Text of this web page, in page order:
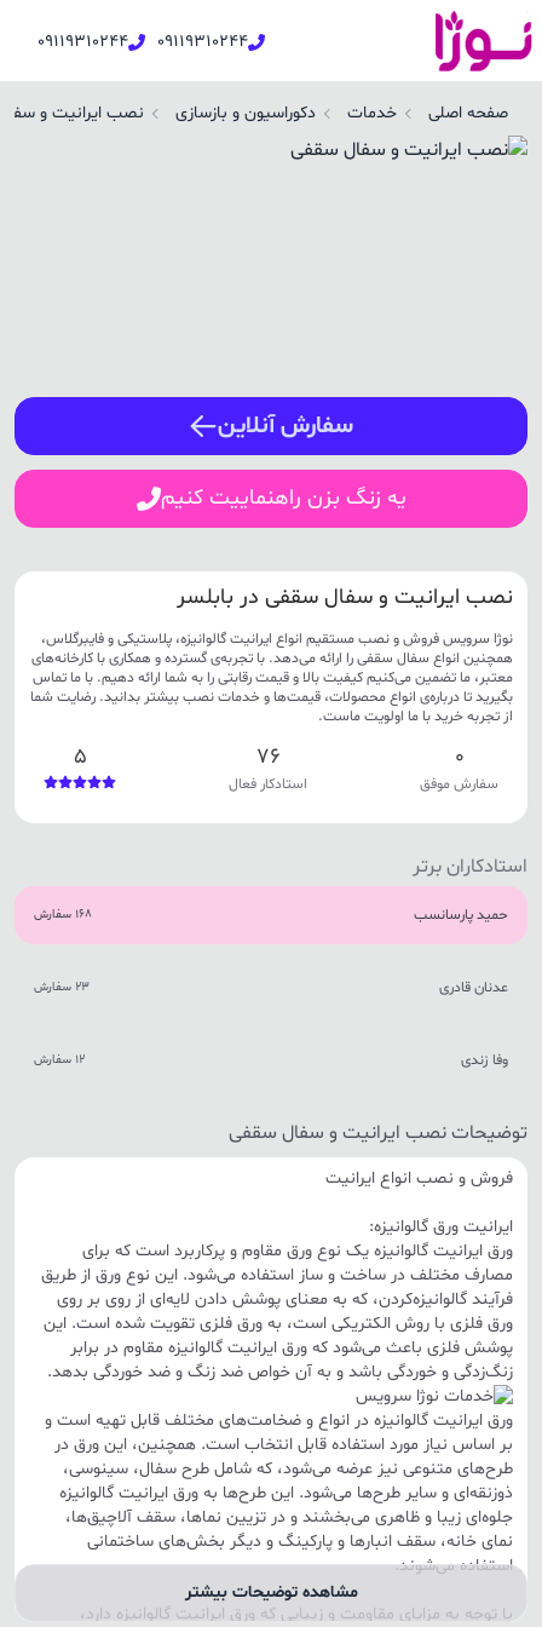
09119310244
09119310244
صفحه اصلی خدمات دکوراسیون و بازسازی نصب ایرانیت و
سفارش آنلاین
یه زنگ بزن راهنماییت کنیم
نصب ایرانیت و سفال سقفی در بابلسر
نوژا سرویس فروش و نصب مستقیم انواع ایرانیت گالوانیزه، پلاستیکی و فایبرگلاس،
همچنین انواع سفال سقفی را ارائه می‌دهد. با تجربه‌ی گسترده و همکاری با کارخانه‌های
معتبر، ما تضمین می‌کنیم کیفیت بالا و قیمت رقابتی را به شما ارائه دهیم. با ما تماس
بگیرید تا درباره‌ی انواع محصولات، قیمت‌ها و خدمات نصب بیشتر بدانید. رضایت شما
از تجربه خرید با ما اولویت ماست.
0
سفارش موفق
76
استادکار فعال
5
استادکاران برتر
حمید پارسانسب 168 سفارش
عدنان قادری 23 سفارش
وفا زندی 12 سفارش
توضیحات نصب ایرانیت و سفال سقفی
فروش و نصب انواع ایرانیت
ایرانیت ورق گالوانیزه:
ورق ایرانیت گالوانیزه یک نوع ورق مقاوم و پرکاربرد است که برای
مصارف مختلف در ساخت و ساز استفاده می‌شود. این نوع ورق از طریق
فرآیند گالوانیزه‌کردن، که به معنای پوشش دادن لایه‌ای از روی بر روی
ورق فلزی با روش الکتریکی است، به ورق فلزی تقویت شده است. این
پوشش فلزی باعث می‌شود که ورق ایرانیت گالوانیزه مقاوم در برابر
زنگ‌زدگی و خوردگی باشد و به آن خواص ضد زنگ و ضد خوردگی بدهد.
ورق ایرانیت گالوانیزه در انواع و ضخامت‌های مختلف قابل تهیه است و
بر اساس نیاز مورد استفاده قابل انتخاب است. همچنین، این ورق در
طرح‌های متنوعی نیز عرضه می‌شود، که شامل طرح سفال، سینوسی،
ذوزنقه‌ای و سایر طرح‌ها می‌شود. این طرح‌ها به ورق ایرانیت گالوانیزه
جلوه‌ای زیبا و ظاهری می‌بخشند و در تزیین نماها، سقف آلاچیق‌ها،
نمای خانه، سقف انبارها و پارکینگ و دیگر بخش‌های ساختمانی
استفاده می‌شوند.
با توجه به مزایای مقاومت و زیبایی که ورق ایرانیت گالوانیزه دارد،
مشاهده توضیحات بیشتر